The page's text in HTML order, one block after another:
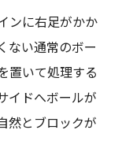
ンに右足がかか
ない通常のボー
置いて処理する
イドへボールが
然とブロックが